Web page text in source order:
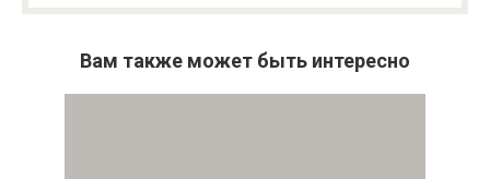
Вам также может быть интересно